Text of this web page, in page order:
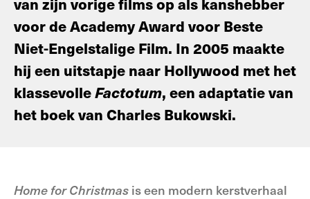
voor de Academy Award voor Beste
Niet-Engelstalige Film. In 2005 maakte
hij een uitstapje naar Hollywood met het
klassevolleFactotum, een adaptatie van
het boek van Charles Bukowski.
Home for Christmas is een modern kerstverhaal